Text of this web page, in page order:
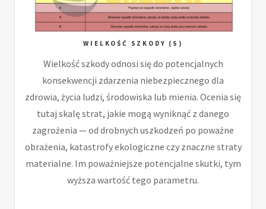
WIELKOŚĆ SZKODY (S)
Wielkość szkody odnosi się do potencjalnych
konsekwencji zdarzenia niebezpiecznego dla
zdrowia, życia ludzi, środowiska lub mienia. Ocenia się
tutaj skalę strat, jakie mogą wyniknąć z danego
zagrożenia — od drobnych uszkodzeń po poważne
obrażenia, katastrofy ekologiczne czy znaczne straty
materialne. Im poważniejsze potencjalne skutki, tym
wyższa wartość tego parametru.